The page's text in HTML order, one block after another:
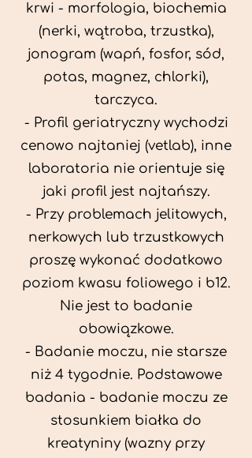
krwi - morfologia, biochemia
(nerki, wątroba, trzustka),
jonogram (wapń, fosfor, sód,
potas, magnez, chlorki),
tarczyca.
- Profil geriatryczny wychodzi
cenowo najtaniej (vetlab), inne
laboratoria nie orientuje się
jaki profil jest najtańszy.
- Przy problemach jelitowych,
nerkowych lub trzustkowych
proszę wykonać dodatkowo
poziom kwasu foliowego i b12.
Nie jest to badanie
obowiązkowe.
- Badanie moczu, nie starsze
niż 4 tygodnie. Podstawowe
badania - badanie moczu ze
stosunkiem białka do
kreatyniny (wazny przy